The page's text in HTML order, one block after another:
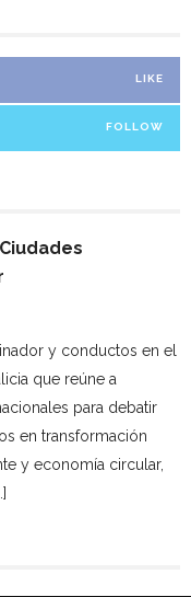
LIKE
FOLLOW
y conductos en el
que reúne a
para debatir
en transformación
y economía circular,